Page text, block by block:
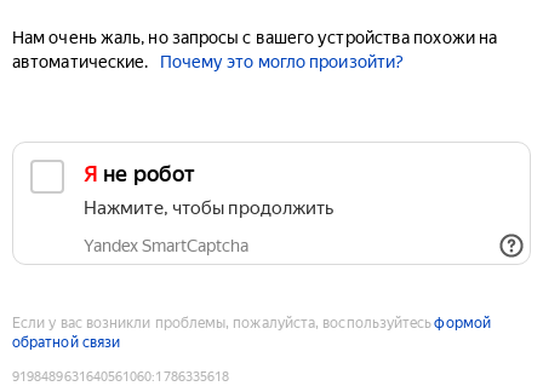
Нам очень жаль, но запросы с вашего устройства похожи на
автоматические.
Почему это могло произойти?
Я не робот
Нажмите, чтобы продолжить
Yandex SmartCaptcha
Если у вас возникли проблемы, пожалуйста, воспользуйтесьформой
обратной связи
9198489631640561060:1786335618